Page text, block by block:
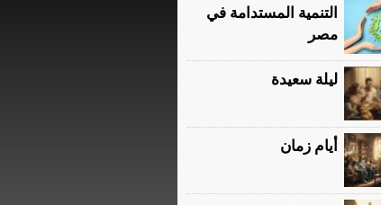
التنمية المستدامة في
مصر
ليلة سعيدة
أيام زمان